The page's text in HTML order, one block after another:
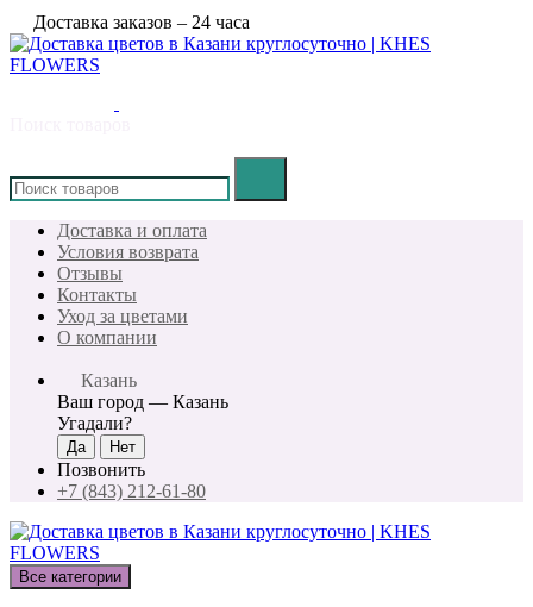
Доставка заказов – 24 часа
Доставка и оплата
Условия возврата
Отзывы
Контакты
Уход за цветами
О компании
Казань
Ваш город — Казань
Угадали?
Позвонить
+7 (843) 212-61-80
Все категории